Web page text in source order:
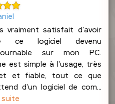
vraiment satisfait d'avoir
ce logiciel devenu
sur mon PC.
est simple à l'usage, très
et fiable, tout ce que
d'un logiciel de com...